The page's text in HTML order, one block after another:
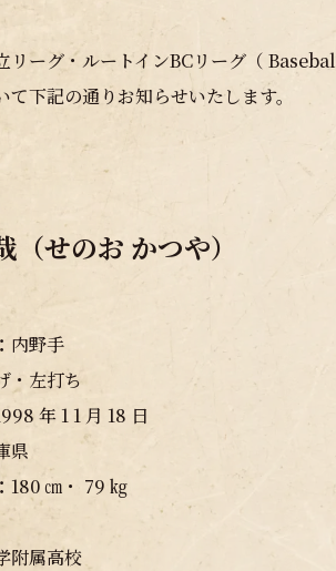
リーグ・ルートインBCリーグ（
て下記の通りお知らせいたします。
（せのお かつや）
内野手
・左打ち
年 1 1 月 18 日
県
180 ㎝・ 79 ㎏
附属高校